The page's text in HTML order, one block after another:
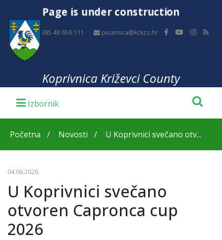
Page is under construction
+385 48 658 111 pisarnica@kckzz.hr
Koprivnica Križevci County
Početna Novosti U Koprivnici svečano otv...
04.06.2026.
U Koprivnici svečano
otvoren Capronca cup
2026